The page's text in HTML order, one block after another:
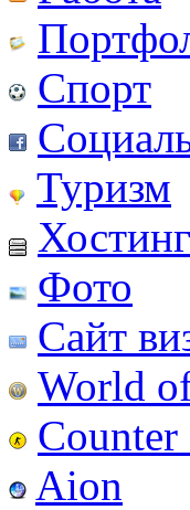
Спорт
Туризм
Хостинг
Фото
Сайт
World
Aion